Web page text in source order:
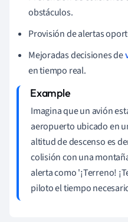
obstáculos.
Provisión de alertas
Mejoradas decisiones de
en tiempo real.
Imagina que un avión
aeropuerto ubicado en
altitud de descenso es
colisión con una
alerta como '¡Terreno!
piloto el tiempo